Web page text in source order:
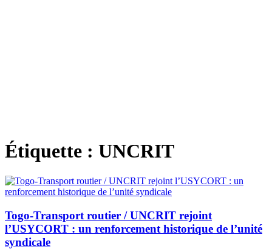
Étiquette : UNCRIT
Togo-Transport routier / UNCRIT rejoint
l’USYCORT : un renforcement historique de l’unité
syndicale